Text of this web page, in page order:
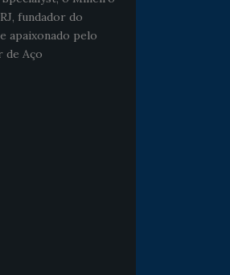
fundador do
apaixonado pelo
Aço